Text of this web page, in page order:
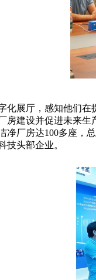
化展厅，感知他们
房建设并促进未来
净厂房达100多座，
技头部企业。